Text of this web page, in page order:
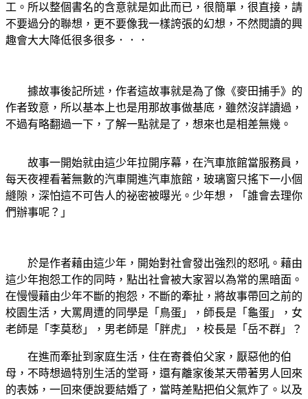
工。 所以整個書名的含意就是如此而已，很簡單，很直接，請
不要過分的聯想，更不要像我一樣誇張的幻想，不然閱讀的興
趣會大大降低很多很多．．．
據故事後記所述，作者這故事就是為了像《麥田捕手》的
作者致意，所以基本上也是用那故事做基底，雖然沒詳讀過，
不過有略翻過一下，了解一點就是了，想來也是相差無幾。
故事一開始就由這少年拉開序幕，在汽車旅館當服務員，
每天夜裡看著無數的汽車開進汽車旅館，玻璃窗只搖下一小個
縫隙，深怕這不可告人的祕密被曝光。少年想，「誰會去理你
們辦事呢？」
於是作者藉由這少年，開始對社會發出強烈的怒吼。藉由
這少年抱怨工作的同時，點出社會被大家習以為常的黑暗面。
在慢慢藉由少年不斷的抱怨，不斷的牽扯，將故事帶回之前的
校園生活，大罵周遭的同學是「鳥蛋」，師長是「龜蛋」，女
老師是「李莫愁」，男老師是「胖虎」，校長是「岳不群」？
在進而牽扯到家庭生活，住在寄養伯父家，厭惡他的伯
母，不時想過特別生活的堂哥，還有離家後某天帶著男人回來
的表姊，一回來便說要結婚了，當時差點把伯父氣炸了。以及